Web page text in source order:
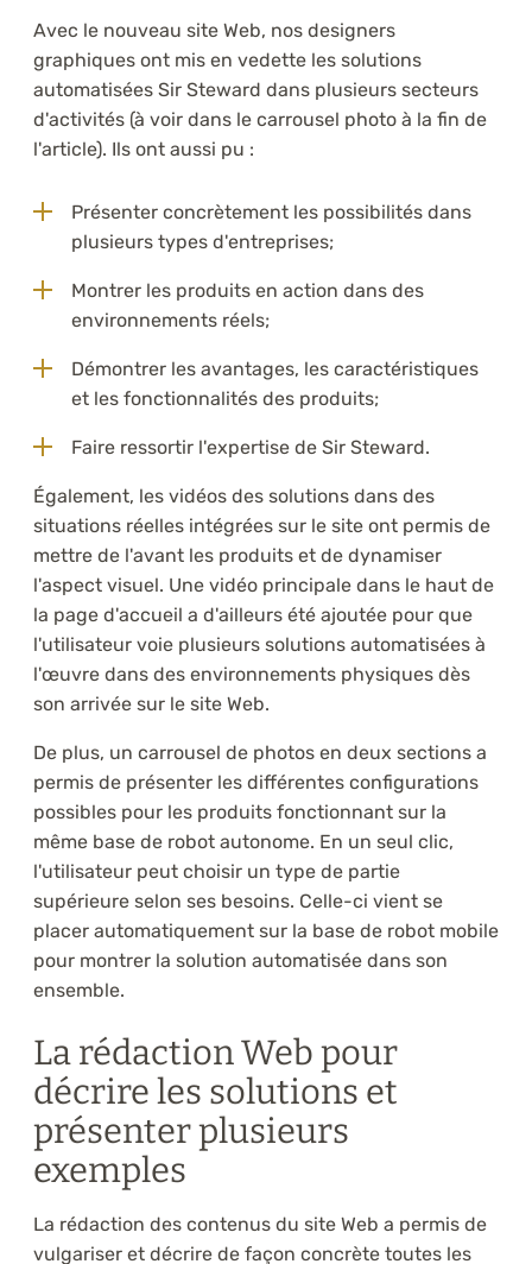
Avec le nouveau site Web, nos designers
graphiques ont mis en vedette les solutions
automatisées Sir Steward dans plusieurs secteurs
d'activités (à voir dans le carrousel photo à la fin de
l'article). Ils ont aussi pu :
Présenter concrètement les possibilités dans
plusieurs types d'entreprises;
Montrer les produits en action dans des
environnements réels;
Démontrer les avantages, les caractéristiques
et les fonctionnalités des produits;
Faire ressortir l'expertise de Sir Steward.
Également, les vidéos des solutions dans des
situations réelles intégrées sur le site ont permis de
mettre de l'avant les produits et de dynamiser
l'aspect visuel. Une vidéo principale dans le haut de
la page d'accueil a d'ailleurs été ajoutée pour que
l'utilisateur voie plusieurs solutions automatisées à
l'œuvre dans des environnements physiques dès
son arrivée sur le site Web.
De plus, un carrousel de photos en deux sections a
permis de présenter les différentes configurations
possibles pour les produits fonctionnant sur la
même base de robot autonome. En un seul clic,
l'utilisateur peut choisir un type de partie
supérieure selon ses besoins. Celle-ci vient se
placer automatiquement sur la base de robot mobile
pour montrer la solution automatisée dans son
ensemble.
La rédaction Web pour
décrire les solutions et
présenter plusieurs
exemples
La rédaction des contenus du site Web a permis de
vulgariser et décrire de façon concrète toutes les